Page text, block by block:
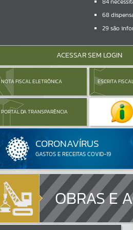
68
29são
ACESSAR SEM LOGIN
NOTA FISCAL ELETRÔNICA ESCRITA
PORTAL DA TRANSPARÊNCIA
OBRAS E